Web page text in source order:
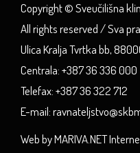
Copyright © Sveučilišna
All rights reserved / Sva
Ulica Kralja Tvrtka bb,
Centrala: +387 36 336 000
Telefax: +387 36 322 712
E-mail:
Web by MARIVA.NET